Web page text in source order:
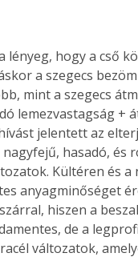
lényeg, hogy a cső
a szegecs
mint a szegecs
lemezvastagság +
jelentett az
hasadó,
Kültéren és
anyagminőséget
hiszen a
de a
változatok,